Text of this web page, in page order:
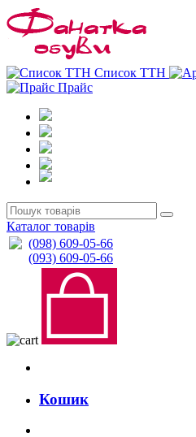
Список ТТН
Прайс
Каталог товарів
(098) 609-05-66
(093) 609-05-66
Кошик